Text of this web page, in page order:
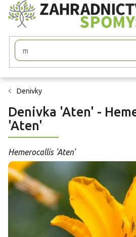
Přejít
na
obsah
Denivky
Denivka 'Aten' -
'Aten'
Hemerocallis 'Aten'